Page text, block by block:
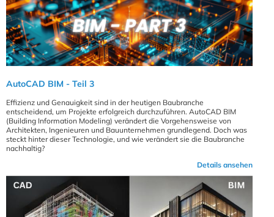
AutoCAD BIM - Teil 3
Effizienz und Genauigkeit sind in der heutigen Baubranche
entscheidend, um Projekte erfolgreich durchzuführen. AutoCAD BIM
(Building Information Modeling) verändert die Vorgehensweise von
Architekten, Ingenieuren und Bauunternehmen grundlegend. Doch was
steckt hinter dieser Technologie, und wie verändert sie die Baubranche
nachhaltig?
Details ansehen